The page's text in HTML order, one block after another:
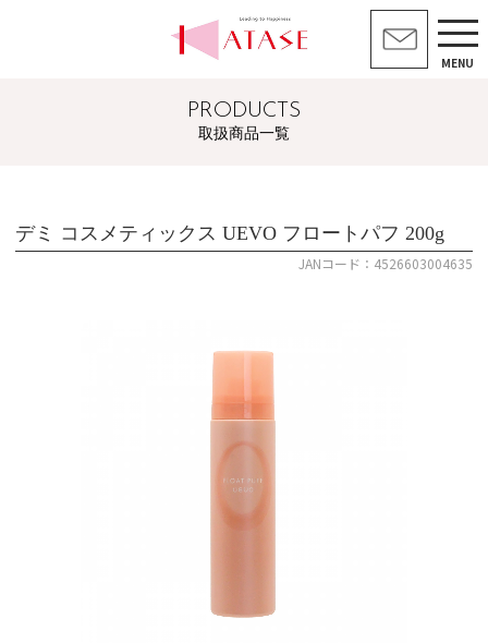
MENU
PRODUCTS
取扱商品一覧
デミ コスメティックス UEVO フロートパフ 200g
JANコード：4526603004635